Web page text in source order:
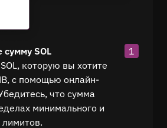
SOL
1
которую вы хотите
с помощью онлайн-
что сумма
минимального и